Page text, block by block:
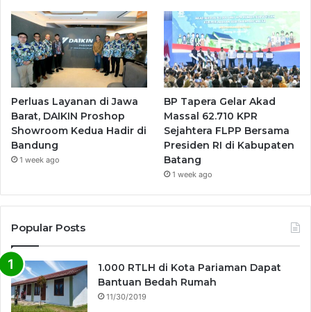
Perluas Layanan di Jawa
Barat, DAIKIN Proshop
Showroom Kedua Hadir di
Bandung
1 week ago
BP Tapera Gelar Akad
Massal 62.710 KPR
Sejahtera FLPP Bersama
Presiden RI di Kabupaten
Batang
1 week ago
Popular Posts
1.000 RTLH di Kota Pariaman Dapat
Bantuan Bedah Rumah
11/30/2019